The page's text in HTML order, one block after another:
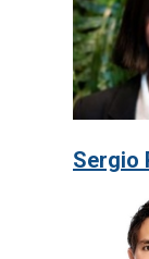
Sergio